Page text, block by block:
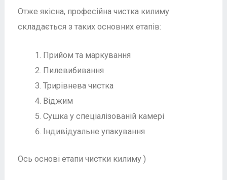
Отже якісна, професійна чистка килиму
складається з таких основних етапів:
Прийом та маркування
Пилевибивання
Трирівнева чистка
Віджим
Сушка у спеціалізованій камері
Індивідуальне упакування
Ось основі етапи чистки килиму )